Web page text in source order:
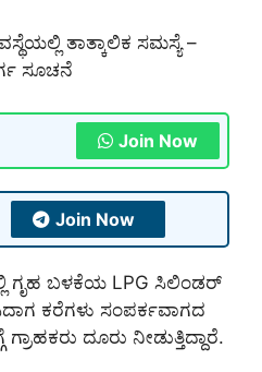
ತಾತ್ಕಾಲಿಕ ಸಮಸ್ಯೆ –
ಸೂಚನೆ
Join Now
Join Now
ಗೃಹ ಬಳಕೆಯ LPG ಸಿಲಿಂಡರ್
ಕರೆಗಳು ಸಂಪರ್ಕವಾಗದ
ದೂರು ನೀಡುತ್ತಿದ್ದಾರೆ.